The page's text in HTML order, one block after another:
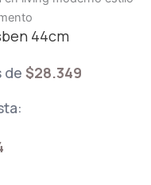
44cm
de $28.349